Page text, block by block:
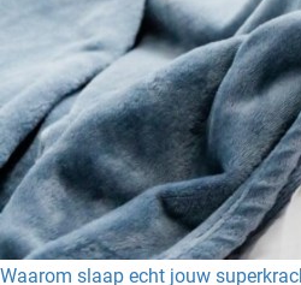
Waarom slaap echt jouw